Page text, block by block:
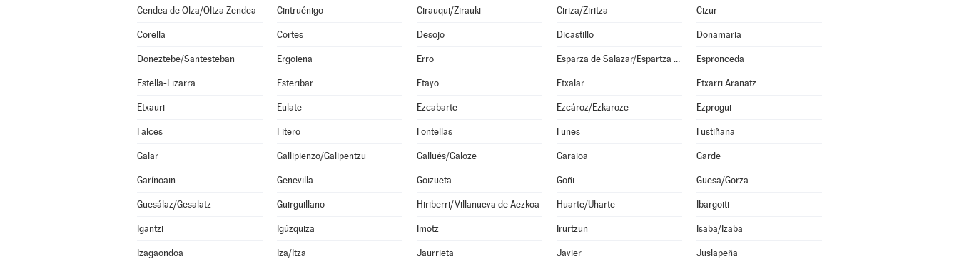
Cendea de Olza/Oltza Zendea Cintruénigo Cirauqui/Zirauki Ciriza/Ziritza Cizur
Corella Cortes Desojo Dicastillo Donamaria
Doneztebe/Santesteban Ergoiena Erro Esparza de Salazar/Espartza Zaraitzu Espronceda
Estella-Lizarra Esteribar Etayo Etxalar Etxarri Aranatz
Etxauri Eulate Ezcabarte Ezcároz/Ezkaroze Ezprogui
Falces Fitero Fontellas Funes Fustiñana
Galar Gallipienzo/Galipentzu Gallués/Galoze Garaioa Garde
Garínoain Genevilla Goizueta Goñi Güesa/Gorza
Guesálaz/Gesalatz Guirguillano Hiriberri/Villanueva de Aezkoa Huarte/Uharte Ibargoiti
Igantzi Igúzquiza Imotz Irurtzun Isaba/Izaba
Izagaondoa Iza/Itza Jaurrieta Javier Juslapeña